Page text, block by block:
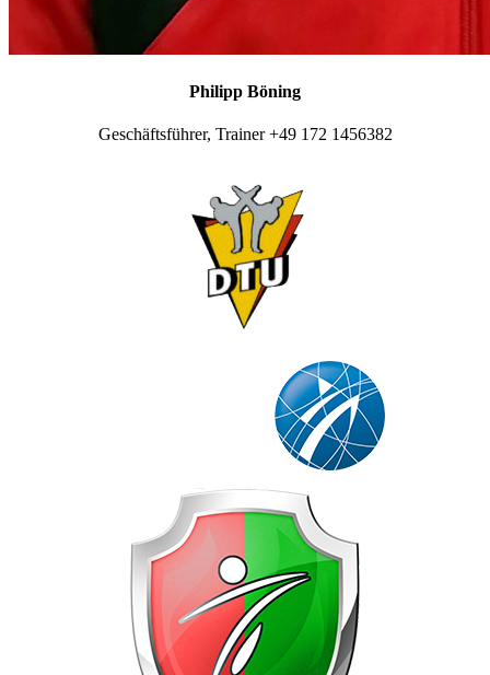
Philipp Böning
Geschäftsführer, Trainer +49 172 1456382